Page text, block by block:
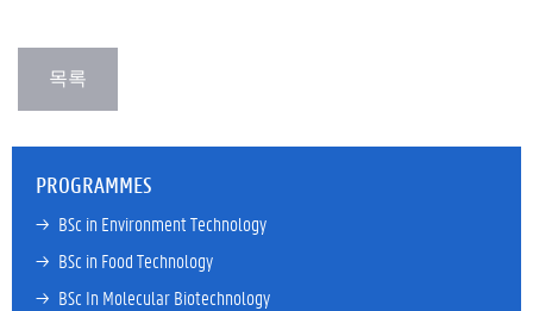
PROGRAMMES
→ BSc in Environment Technology
→ BSc in Food Technology
→ BSc In Molecular Biotechnology